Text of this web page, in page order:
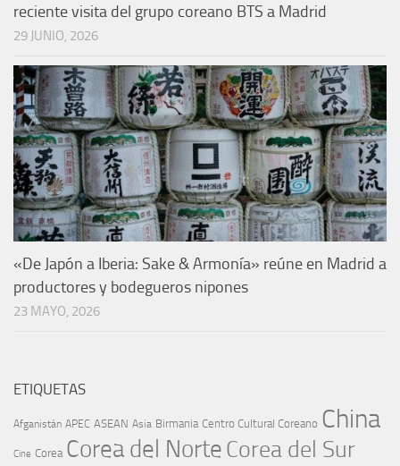
reciente visita del grupo coreano BTS a Madrid
29 JUNIO, 2026
«De Japón a Iberia: Sake & Armonía» reúne en Madrid a
productores y bodegueros nipones
23 MAYO, 2026
ETIQUETAS
Afganistán APEC ASEAN Asia Birmania Centro Cultural Coreano China
Cine Corea Corea del NorteCorea del Sur